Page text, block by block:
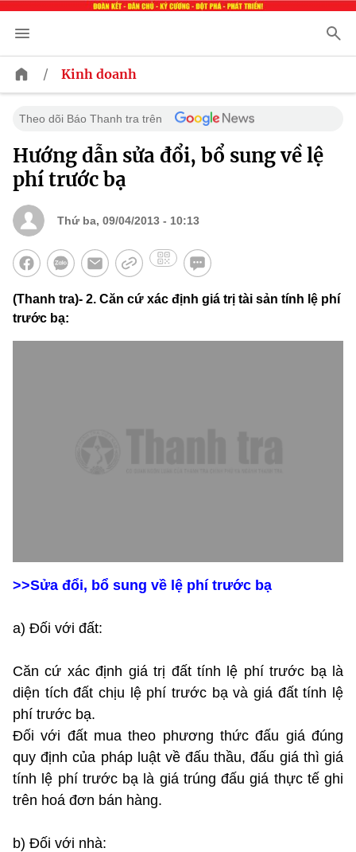
/ Kinh doanh
Theo dõi Báo Thanh tra trên
Hướng dẫn sửa đổi, bổ sung về lệ
phí trước bạ
Thứ ba, 09/04/2013 - 10:13
(Thanh tra)- 2. Căn cứ xác định giá trị tài sản tính lệ phí
trước bạ:
>>Sửa đổi, bổ sung về lệ phí trước bạ
a) Đối với đất:
Căn cứ xác định giá trị đất tính lệ phí trước bạ là
diện tích đất chịu lệ phí trước bạ và giá đất tính lệ
phí trước bạ.
Đối với đất mua theo phương thức đấu giá đúng
quy định của pháp luật về đấu thầu, đấu giá thì giá
tính lệ phí trước bạ là giá trúng đấu giá thực tế ghi
trên hoá đơn bán hàng.
b) Đối với nhà: